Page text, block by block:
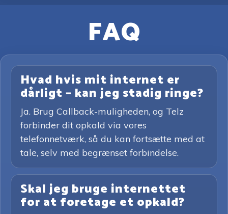
FAQ
Hvad hvis mit internet er
dårligt – kan jeg stadig ringe?
Ja. Brug Callback-muligheden, og Telz
forbinder dit opkald via vores
telefonnetværk, så du kan fortsætte med at
tale, selv med begrænset forbindelse.
Skal jeg bruge internettet
for at foretage et opkald?